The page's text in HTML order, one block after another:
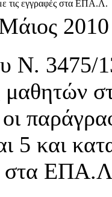
τις εγγραφές στα ΕΠΑ.Λ.
Ν. 3475/
οι
5 και
στα